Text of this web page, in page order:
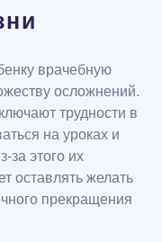
врачебную
осложнений.
трудности в
на уроках и
за этого их
оставлять желать
прекращения